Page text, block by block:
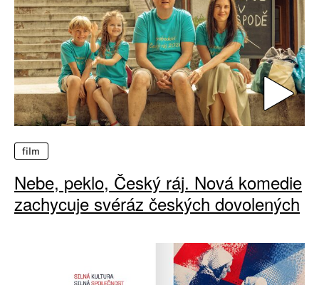
film
Nebe, peklo, Český ráj. Nová komedie
zachycuje svéráz českých dovolených